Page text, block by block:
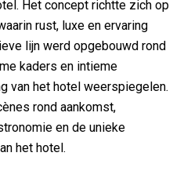
Het concept richtte zich op
rust, luxe en ervaring
lijn werd opgebouwd rond
kaders en intieme
van het hotel weerspiegelen.
rond aankomst,
en de unieke
het hotel.